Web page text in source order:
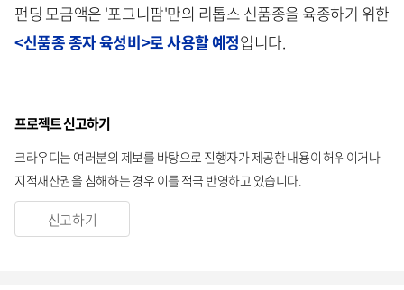
펀딩 모금액은 '포그니팜'만의 리톱스 신품종을 육종하기 위한
<신품종 종자 육성비>로 사용할 예정입니다.
프로젝트 신고하기
크라우디는 여러분의 제보를 바탕으로 진행자가 제공한 내용이 허위이거나
지적재산권을 침해하는 경우 이를 적극 반영하고 있습니다.
신고하기